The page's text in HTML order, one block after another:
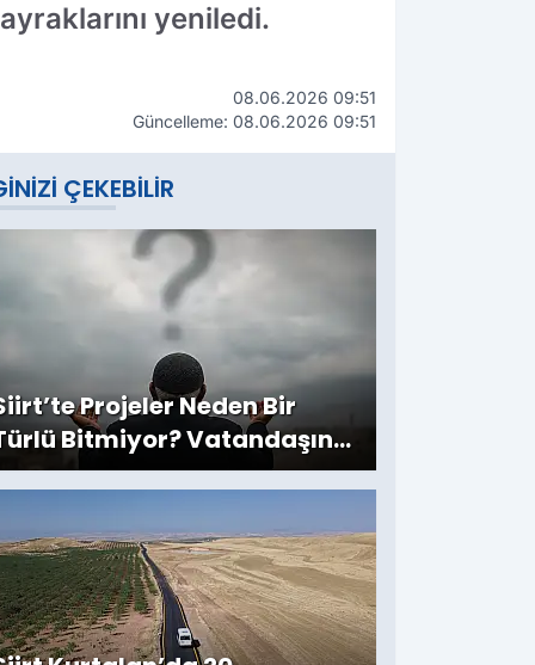
yeniledi.
08.06.2026 09:51
Güncelleme: 08.06.2026 09:51
ÇEKEBILIR
Projeler Neden Bir
Bitmiyor? Vatandaşın
Sürüyor